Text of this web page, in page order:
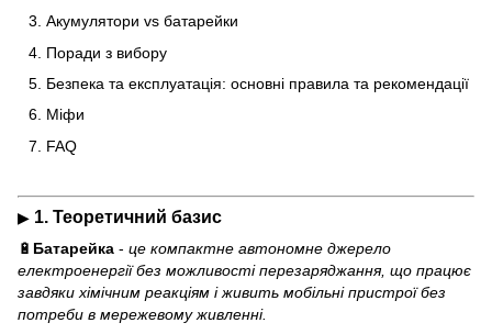
Акумулятори vs батарейки
Поради з вибору
Безпека та експлуатація: основні правила та рекомендації
Міфи
FAQ
▶ 1. Теоретичний базис
🔋 Батарейка - це компактне автономне джерело
електроенергії без можливості перезаряджання, що працює
завдяки хімічним реакціям і живить мобільні пристрої без
потреби в мережевому живленні.